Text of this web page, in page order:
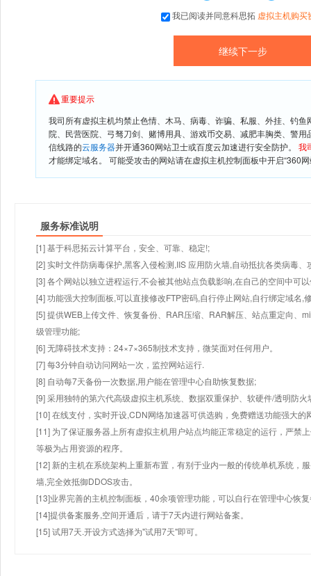
我已阅读并同意科思拓 虚拟主机购买
重要提示
我司所有虚拟主机均禁止色情、木马、病毒、诈骗、私服、外挂、钓
院、民营医院、弓驽刀剑、赌博用具、游戏币交易、减肥丰胸类、警
信线路的云服务器并开通360网站卫士或百度云加速进行安全防护。 我
才能绑定域名。 可能受攻击的网站请在虚拟主机控制面板中开启“360
服务标准说明
[1] 基于科思拓云计算平台，安全、可靠、稳定!;
[2] 实时文件防病毒保护,黑客入侵检测,IIS 应用防火墙,自动抵抗各类病毒、
[3] 各个网站以独立进程运行,不会被其他站点负载影响,在自己的空间中可
[4] 功能强大控制面板,可以直接修改FTP密码,自行停止网站,自行绑定域名,
[5] 提供WEB上传文件、恢复备份、RAR压缩、RAR解压、站点重定向、
级管理功能;
[6] 无障碍技术支持：24×7×365制技术支持，微笑面对任何用户。
[7] 每3分钟自动访问网站一次，监控网站运行.
[8] 自动每7天备份一次数据,用户能在管理中心自助恢复数据;
[9] 采用独特的第六代高级虚拟主机系统、数据双重保护、软硬件/透明防火
[10] 在线支付，实时开设,CDN网络加速器可供选购，免费赠送功能强大
[11] 为了保证服务器上所有虚拟主机用户站点均能正常稳定的运行，严禁
等极为占用资源的程序。
[12] 新的主机在系统架构上重新布置，有别于业内一般的传统单机系统，
墙,完全效抵御DDOS攻击。
[13]业界完善的主机控制面板，40余项管理功能，可以自行在管理中心恢
[14]提供备案服务,空间开通后，请于7天内进行网站备案。
[15] 试用7天.开设方式选择为"试用7天"即可。